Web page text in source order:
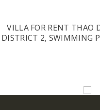
VILLA FOR RENT THAO
DISTRICT 2, SWIMMING